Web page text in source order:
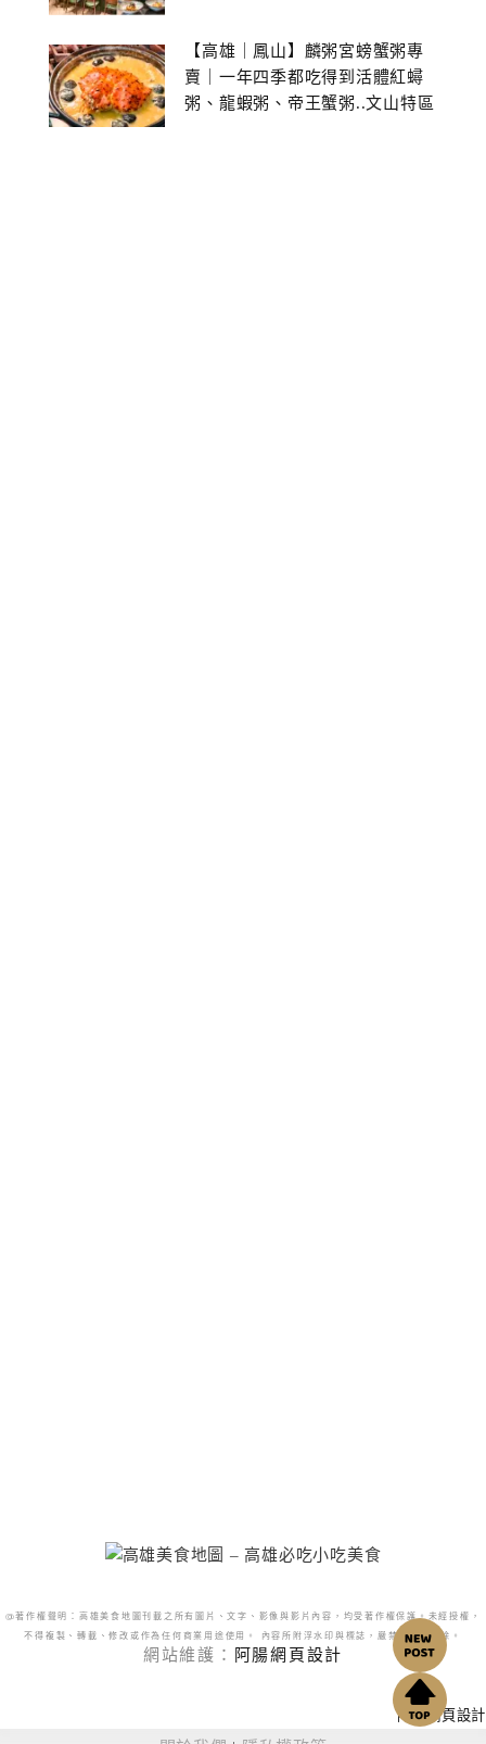
【高雄｜鳳山】麟粥宮螃蟹粥專
賣｜一年四季都吃得到活體紅蟳
粥、龍蝦粥、帝王蟹粥..文山特區
@著作權聲明：高雄美食地圖刊載之所有圖片、文字、影像與影片內容，均受著作權保護。未經授權，
不得複製、轉載、修改或作為任何商業用途使用。 內容所附浮水印與標誌，嚴禁更改或移除。
網站維護： 阿腸網頁設計
阿腸網頁設計